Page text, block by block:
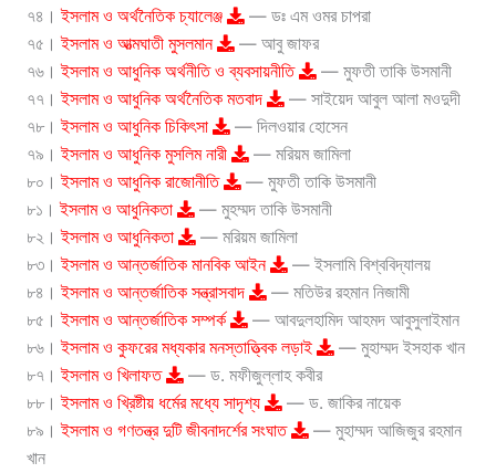
৭৪।ইসলাম ও অর্থনৈতিক চ্যালেঞ্জ
— ডঃ এম ওমর চাপরা
৭৫।ইসলাম ও আত্মঘাতী মুসলমান
— আবু জাফর
৭৬।ইসলাম ও আধুনিক অর্থনীতি ও ব্যবসায়নীতি
— মুফতী তাকি উসমানী
৭৭।ইসলাম ও আধুনিক অর্থনৈতিক মতবাদ
— সাইয়েদ আবুল আলা মওদুদী
৭৮।ইসলাম ও আধুনিক চিকিৎসা
— দিলওয়ার হোসেন
৭৯।ইসলাম ও আধুনিক মুসলিম নারী
— মরিয়ম জামিলা
৮০।ইসলাম ও আধুনিক রাজোনীতি
— মুফতী তাকি উসমানী
৮১।ইসলাম ও আধুনিকতা
— মুহম্মদ তাকি উসমানী
৮২।ইসলাম ও আধুনিকতা
— মরিয়ম জামিলা
৮৩।ইসলাম ও আন্তর্জাতিক মানবিক আইন
— ইসলামি বিশ্ববিদ্যালয়
৮৪।ইসলাম ও আন্তর্জাতিক সন্ত্রাসবাদ
— মতিউর রহমান নিজামী
৮৫।ইসলাম ও আন্তর্জাতিক সম্পর্ক
— আবদুলহামিদ আহমদ আবুসুলাইমান
৮৬।ইসলাম ও কুফরের মধ্যকার মনস্তাত্ত্বিক লড়াই
— মুহাম্মদ ইসহাক খান
৮৭।ইসলাম ও খিলাফত
— ড. মফীজুল্লাহ কবীর
৮৮।ইসলাম ও খ্রিষ্টীয় ধর্মের মধ্যে সাদৃশ্য
— ড. জাকির নায়েক
৮৯।ইসলাম ও গণতন্ত্র দুটি জীবনাদর্শের সংঘাত
— মুহাম্মদ আজিজুর রহমান
খান